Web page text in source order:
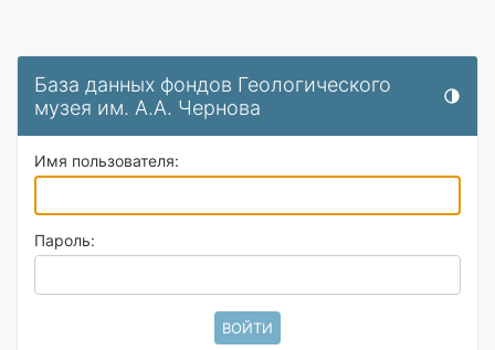
База данных фондов Геологического
музея им. А.А. Чернова
Имя пользователя:
Пароль: